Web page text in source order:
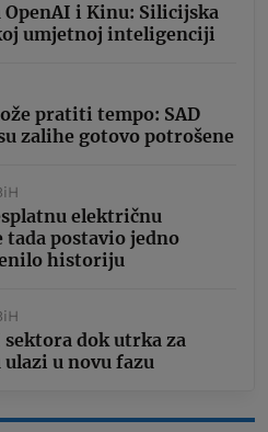
i Kinu: Silicijska
umjetnoj inteligenciji
pratiti tempo: SAD
zalihe gotovo potrošene
električnu
postavio jedno
historiju
dok utrka za
u novu fazu